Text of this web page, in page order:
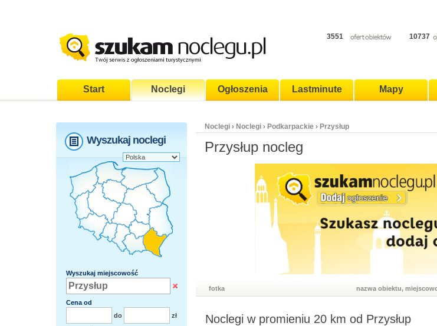
3551 10737
Start Noclegi Ogłoszenia Lastminute Mapy
Wyszukaj noclegi
Wyszukaj miejscowość
Cena od
do
zł
Noclegi › Noclegi › Podkarpackie › Przysłup
Przysłup nocleg
fotka nazwa obiektu,
Noclegi w promieniu 20 km od Przysłup